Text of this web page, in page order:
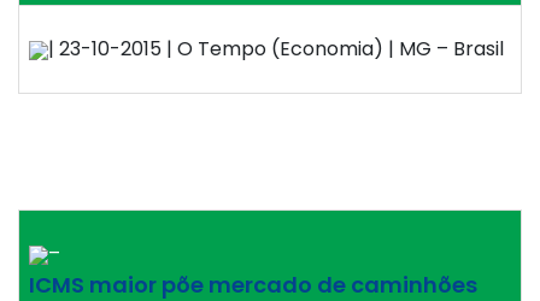
| 23-10-2015 | O Tempo (Economia) | MG – Brasil
–
ICMS maior põe mercado de caminhões